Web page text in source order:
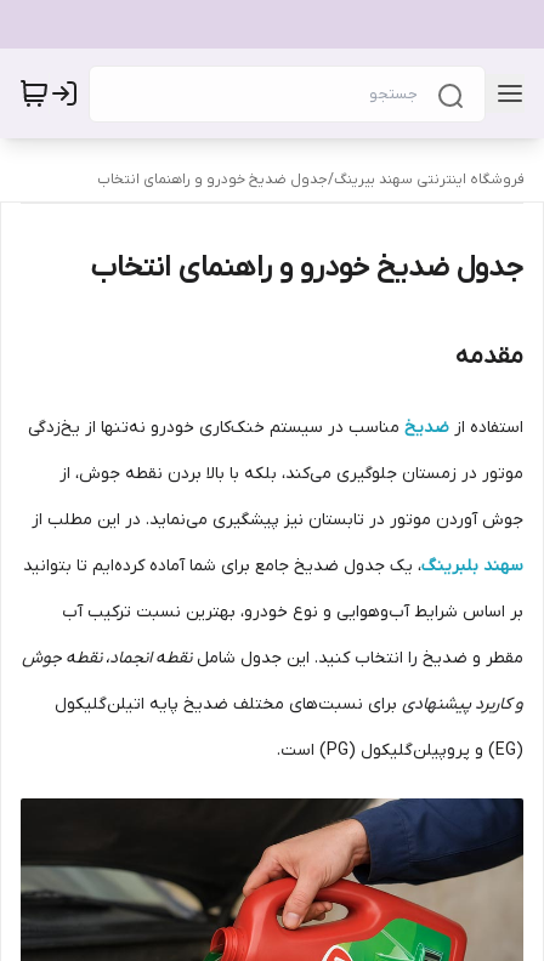
فروشگاه اینترنتی سهند بیرینگ/جدول ضدیخ خودرو و راهنمای انتخاب
جدول ضدیخ خودرو و راهنمای انتخاب
مقدمه
استفاده از ضدیخ مناسب در سیستم خنک‌کاری خودرو نه‌تنها از یخ‌زدگی
موتور در زمستان جلوگیری می‌کند، بلکه با بالا بردن نقطه جوش، از
جوش آوردن موتور در تابستان نیز پیشگیری می‌نماید. در این مطلب از
سهند بلبرینگ، یک جدول ضدیخ جامع برای شما آماده کرده‌ایم تا بتوانید
بر اساس شرایط آب‌وهوایی و نوع خودرو، بهترین نسبت ترکیب آب
مقطر و ضدیخ را انتخاب کنید. این جدول شاملنقطه انجماد، نقطه جوش
و کاربرد پیشنهادی برای نسبت‌های مختلف ضدیخ پایه اتیلن‌گلیکول
(EG) و پروپیلن‌گلیکول (PG) است.